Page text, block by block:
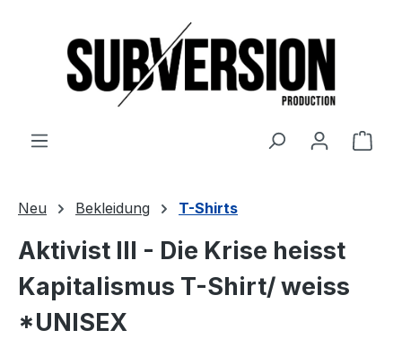
Neu Bekleidung T-Shirts
Aktivist III - Die Krise heisst
Kapitalismus T-Shirt/ weiss
*UNISEX